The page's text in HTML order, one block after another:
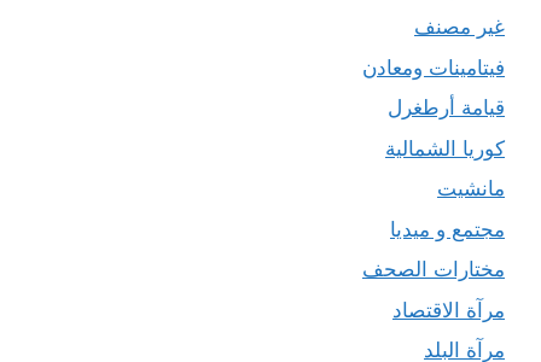
غير مصنف
فيتامينات ومعادن
قيامة أرطغرل
كوريا الشمالية
مانشيت
مجتمع و ميديا
مختارات الصحف
مرآة الاقتصاد
مرآة البلد